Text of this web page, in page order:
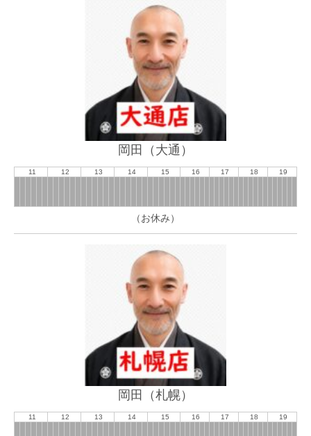
岡田（大通）
11 12 13 14 15 16 17 18 19
（お休み）
岡田（札幌）
11 12 13 14 15 16 17 18 19